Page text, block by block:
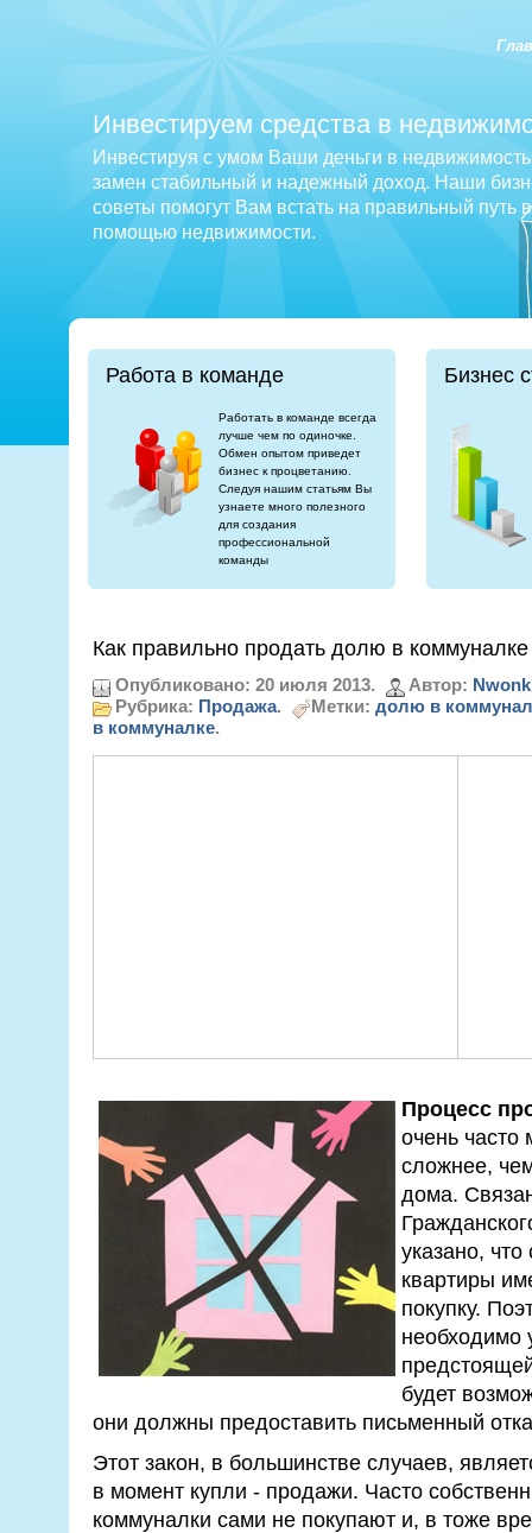
Инвестируем средства в
Инвестируя с умом Ваши деньги в
замен стабильный и надежный доход. Наши
советы помогут Вам встать на правильный путь
помощью недвижимости.
Работа в команде
Работать в команде всегда
лучше чем по одиночке.
Обмен опытом приведет
бизнес к процветанию.
Следуя нашим статьям Вы
узнаете много полезного
для создания
профессиональной
команды
Бизнес
Как правильно продать долю в коммуналке
Опубликовано: 20 июля 2013. Автор:
Рубрика: Продажа. Метки: долю в
в коммуналке.
Процесс
очень часто
сложнее,
дома.
указано,
квартиры
покупку.
необходимо
будет
они должны предоставить письменный
Этот закон, в большинстве случаев,
в момент купли - продажи. Часто
коммуналки сами не покупают и, в тоже